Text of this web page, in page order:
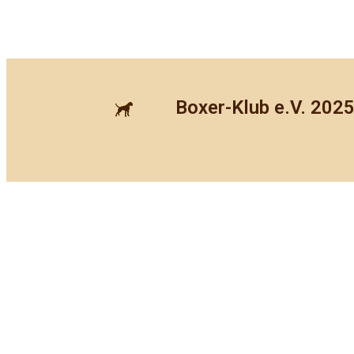
Boxer-Klub e.V. 2025